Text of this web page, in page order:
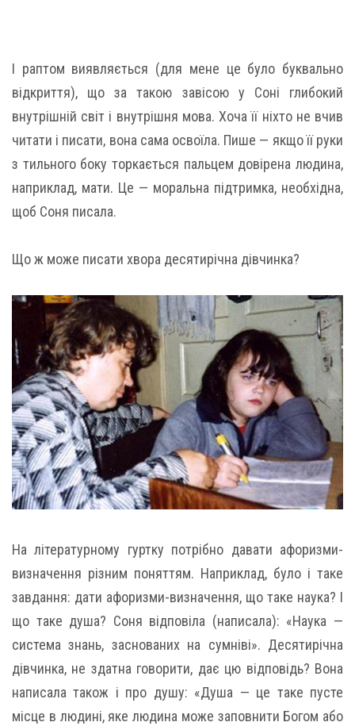
І раптом виявляється (для мене це було буквально
відкриття), що за такою завісою у Соні глибокий
внутрішній світ і внутрішня мова. Хоча її ніхто не вчив
читати і писати, вона сама освоїла. Пише — якщо її руки
з тильного боку торкається пальцем довірена людина,
наприклад, мати. Це — моральна підтримка, необхідна,
щоб Соня писала.
Що ж може писати хвора десятирічна дівчинка?
На літературному гуртку потрібно давати афоризми-
визначення різним поняттям. Наприклад, було і таке
завдання: дати афоризми-визначення, що таке наука? І
що таке душа? Соня відповіла (написала): «Наука —
система знань, заснованих на сумніві». Десятирічна
дівчинка, не здатна говорити, дає цю відповідь? Вона
написала також і про душу: «Душа — це таке пусте
місце в людині, яке людина може заповнити Богом або